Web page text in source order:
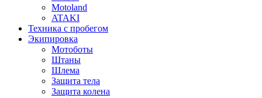
Motoland
ATAKI
Техника с пробегом
Экипировка
Мотоботы
Штаны
Шлема
Защита тела
Защита колена